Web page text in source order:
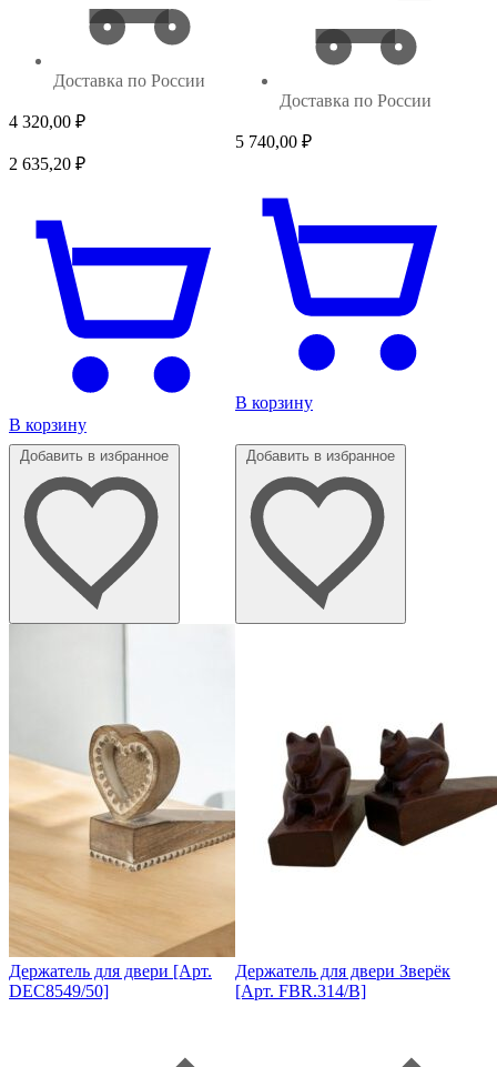
Доставка по России
4 320,00 ₽
2 635,20 ₽
В корзину
Доставка по России
5 740,00 ₽
В корзину
Добавить в избранное
Держатель для двери [Арт.
DEC8549/50]
Добавить в избранное
Держатель для двери Зверёк
[Арт. FBR.314/B]